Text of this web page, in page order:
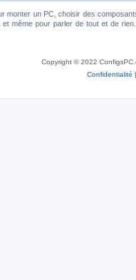
monter un PC, choisir des
même pour parler de tout et de
Copyright © 2022
Confidentialité |